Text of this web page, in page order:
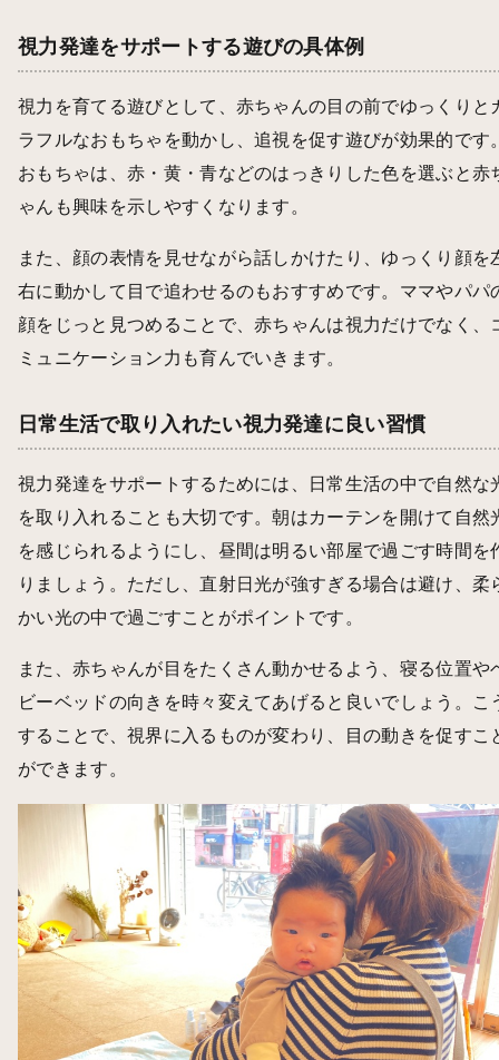
視力発達をサポートする遊びの具体例
視力を育てる遊びとして、赤ちゃんの目の前でゆっくりと
ラフルなおもちゃを動かし、追視を促す遊びが効果的です
おもちゃは、赤・黄・青などのはっきりした色を選ぶと赤
ゃんも興味を示しやすくなります。
また、顔の表情を見せながら話しかけたり、ゆっくり顔を
右に動かして目で追わせるのもおすすめです。ママやパパ
顔をじっと見つめることで、赤ちゃんは視力だけでなく、
ミュニケーション力も育んでいきます。
日常生活で取り入れたい視力発達に良い習慣
視力発達をサポートするためには、日常生活の中で自然な
を取り入れることも大切です。朝はカーテンを開けて自然
を感じられるようにし、昼間は明るい部屋で過ごす時間を
りましょう。ただし、直射日光が強すぎる場合は避け、柔
かい光の中で過ごすことがポイントです。
また、赤ちゃんが目をたくさん動かせるよう、寝る位置や
ビーベッドの向きを時々変えてあげると良いでしょう。こ
することで、視界に入るものが変わり、目の動きを促すこ
ができます。